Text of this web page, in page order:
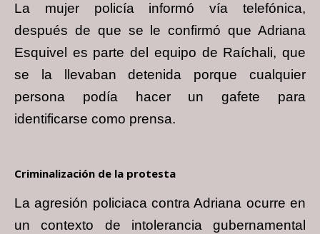
La mujer policía informó vía telefónica,
después de que se le confirmó que Adriana
Esquivel es parte del equipo de Raíchali, que
se la llevaban detenida porque cualquier
persona podía hacer un gafete para
identificarse como prensa.
Criminalización de la protesta
La agresión policiaca contra Adriana ocurre en
un contexto de intolerancia gubernamental